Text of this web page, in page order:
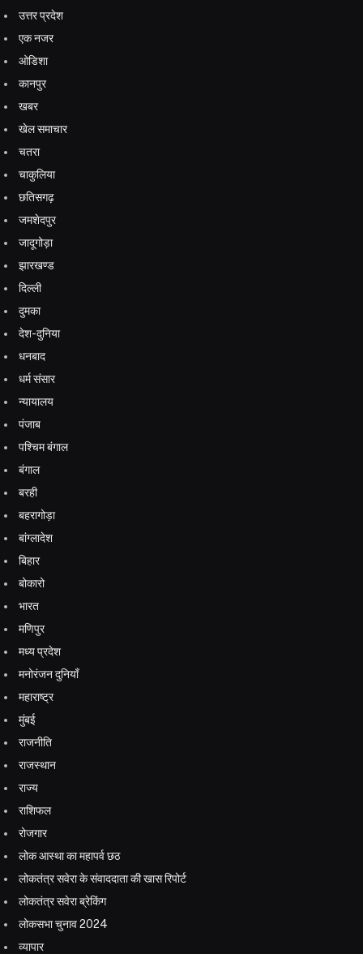
उत्तर प्रदेश
एक नजर
ओडिशा
कानपुर
खबर
खेल समाचार
चतरा
चाकुलिया
छतिसगढ़
जमशेदपुर
जादूगोड़ा
झारखण्ड
दिल्ली
दुमका
देश-दुनिया
धनबाद
धर्म संसार
न्यायालय
पंजाब
पश्चिम बंगाल
बंगाल
बरही
बहरागोड़ा
बांग्लादेश
बिहार
बोकारो
भारत
मणिपुर
मध्य प्रदेश
मनोरंजन दुनियाँ
महाराष्ट्र
मुंबई
राजनीति
राजस्थान
राज्य
राशिफल
रोजगार
लोक आस्था का महापर्व छठ
लोकतंत्र सवेरा के संवाददाता की खास रिपोर्ट
लोकतंत्र सवेरा ब्रेकिंग
लोकसभा चुनाव 2024
व्यापार